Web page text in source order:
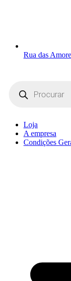
Rua das
search
Loja
A empresa
Condições